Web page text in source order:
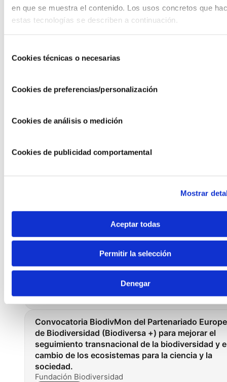
en que se muestra el contenido. Los usos concretos que
estas tecnologías se describen a continuación.
deCookies técnicas o necesarias
Cookies de preferencias/personalización
Cookies de análisis o medición
Cookies de publicidad comportamental
Mostrar
Aceptar todas
Permitir la selección
Denegar
Fundación Caja Rural de Aragón
Accede→
Fundación Bancaria Kutxa-Kutxa Banku Fundazioa
Fundación Mutua Madrileña
CONVOCATORIA DE MEDIOAMBIENTE 2022
Convocatoria de Medio Ambiente 2022
Fundació Sa Nostra, Caixa de Balears
Fundación Bancaja, Fundación de la Comunitat
Accede→
Convocatoria BiodivMon del Partenariado
de Biodiversidad (Biodiversa +) para mejorar el
seguimiento transnacional de la biodiversidad y
cambio de los ecosistemas para la ciencia y la
sociedad.
Fundación Biodiversidad